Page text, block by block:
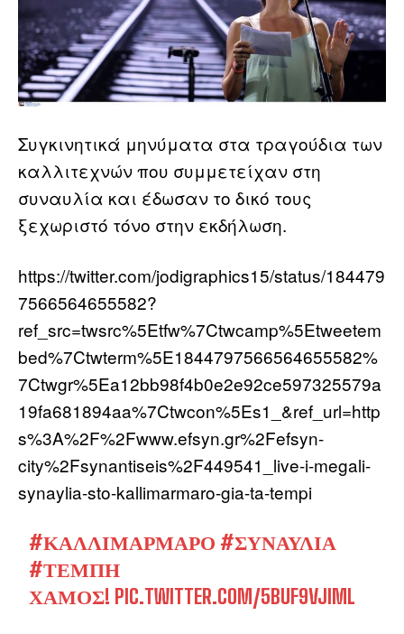
Συγκινητικά μηνύματα στα τραγούδια των
καλλιτεχνών που συμμετείχαν στη
συναυλία και έδωσαν το δικό τους
ξεχωριστό τόνο στην εκδήλωση.
https://twitter.com/jodigraphics15/status/184479
7566564655582?
ref_src=twsrc%5Etfw%7Ctwcamp%5Etweetem
bed%7Ctwterm%5E1844797566564655582%
7Ctwgr%5Ea12bb98f4b0e2e92ce597325579a
19fa681894aa%7Ctwcon%5Es1_&ref_url=http
s%3A%2F%2Fwww.efsyn.gr%2Fefsyn-
city%2Fsynantiseis%2F449541_live-i-megali-
synaylia-sto-kallimarmaro-gia-ta-tempi
#ΚΑΛΛΙΜΆΡΜΑΡΟ #ΣΥΝΑΥΛΊΑ
#ΤΈΜΠΗ
ΧΑΜΟΣ! PIC.TWITTER.COM/5BUF9VJIML